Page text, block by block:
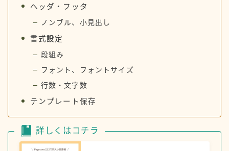
ヘッダ・フッタ
ノンブル、小見出し
書式設定
段組み
フォント、フォントサイズ
行数・文字数
テンプレート保存
詳しくはコチラ